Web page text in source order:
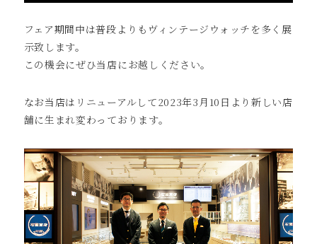
フェア期間中は普段よりもヴィンテージウォッチを多く展
示致します。
この機会にぜひ当店にお越しください。
なお当店はリニューアルして2023年3月10日より新しい店
舗に生まれ変わっております。